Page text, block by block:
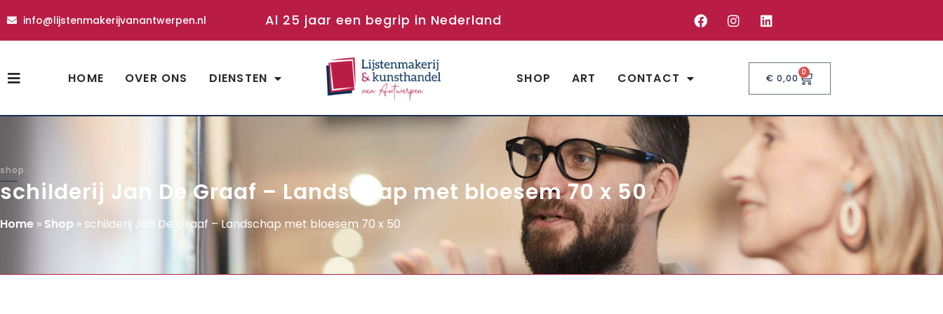
info@lijstenmakerijvanantwerpen.nl Al 25 jaar een begrip in Nederland
HOME OVER ONS DIENSTEN SHOP ART CONTACT € 0,00
0
shop
schilderij Jan De Graaf – Landschap met bloesem 70 x 50
Home » Shop » schilderij Jan De Graaf – Landschap met bloesem 70 x 50